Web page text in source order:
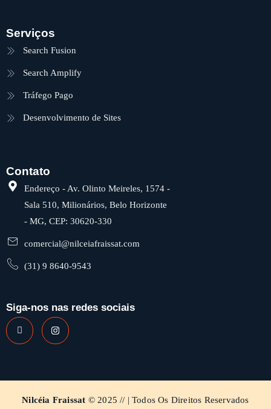
Serviços
Search Fusion
Search Amplify
Tráfego Pago
Desenvolvimento de Sites
Contato
Endereço - Av. Olinto Meireles, 1574 -
Sala 510, Milionários, Belo Horizonte
- MG, CEP: 30620-330
comercial@nilceiafraissat.com
(31) 9 8640-9543
Siga-nos nas redes sociais
Nilcéia Fraissat © 2025 // | Todos Os Direitos Reservados